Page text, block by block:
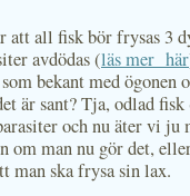
att all fisk bör frysas 3
avdödas (läs mer här
bekant med ögonen
är sant? Tja, odlad
och nu äter vi ju
man nu gör det,
man ska frysa sin lax.